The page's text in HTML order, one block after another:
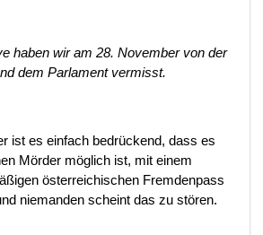
haben wir am 28. November von der
dem Parlament vermisst.
ist es einfach bedrückend, dass es
Mörder möglich ist, mit einem
österreichischen Fremdenpass
niemanden scheint das zu stören.